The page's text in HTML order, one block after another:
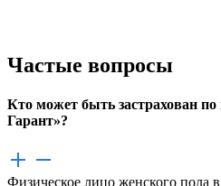
Частые вопросы
Кто может быть застрахован
Гарант»?
Физическое лицо женского пола в